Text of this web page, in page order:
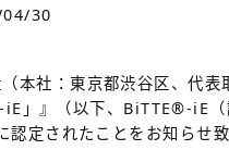
30
本社：東京都渋谷区、代
-iE」』（以下、BiTTE®-iE（
定されたことをお知らせ致